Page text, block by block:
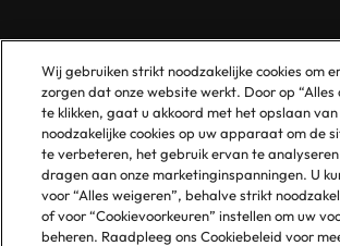
Our Policies
Privacybeleid
Cookies Policy
Policy Library
Gelijke Behandeling
Amsterdam
Eindhoven
Rotterdam
Wij gebruiken strikt noodzakelijke cookies om
zorgen dat onze website werkt. Door op “Alles
te klikken, gaat u akkoord met het opslaan
noodzakelijke cookies op uw apparaat om de
te verbeteren, het gebruik ervan te
dragen aan onze marketinginspanningen. U
voor “Alles weigeren”, behalve strikt
of voor “Cookievoorkeuren” instellen om uw
beheren. Raadpleeg ons Cookiebeleid voor